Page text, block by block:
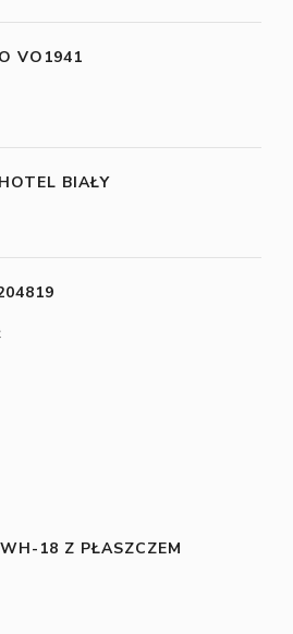
VO1941
BIAŁY
18 Z PŁASZCZEM